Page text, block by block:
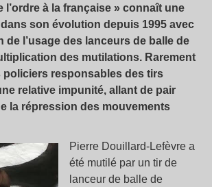
l’ordre à la française » connaît une
son évolution depuis 1995 avec
de l’usage des lanceurs de balle de
des mutilations. Rarement
policiers responsables des tirs
relative impunité, allant de pair
la répression des mouvements
Pierre Douillard-Lefèvre a
été mutilé par un tir de
lanceur de balle de